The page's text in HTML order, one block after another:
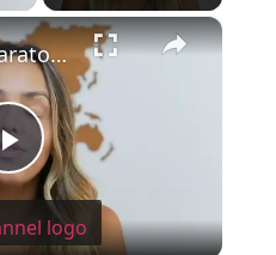
×
Play Video
5 Destinos Baratos no Brasil Para Conhecer e Amar! 🇧🇷✨